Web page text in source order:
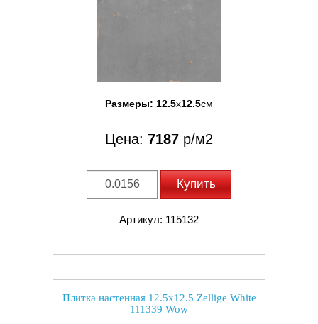
Размеры: 12.5x12.5см
Цена: 7187 р/м2
Купить
Артикул: 115132
Плитка настенная 12.5x12.5 Zellige White
111339 Wow